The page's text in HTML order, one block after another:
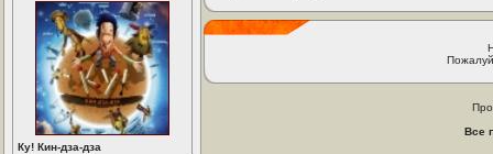
Ку! Кин-дза-дза
Все